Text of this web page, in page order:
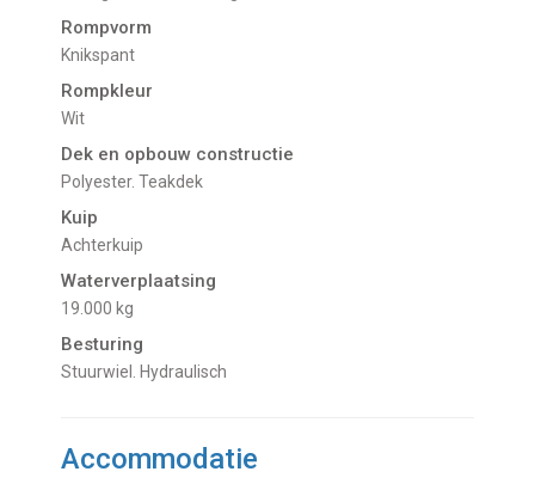
Rompvorm
Knikspant
Rompkleur
Wit
Dek en opbouw constructie
Polyester. Teakdek
Kuip
Achterkuip
Waterverplaatsing
19.000 kg
Besturing
Stuurwiel. Hydraulisch
Accommodatie